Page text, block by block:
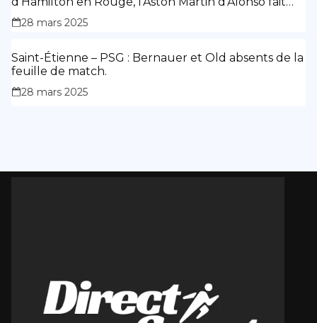
des siennes.
28 mars 2025
Saint-Étienne – PSG : Bernauer et Old absents de la
feuille de match.
28 mars 2025